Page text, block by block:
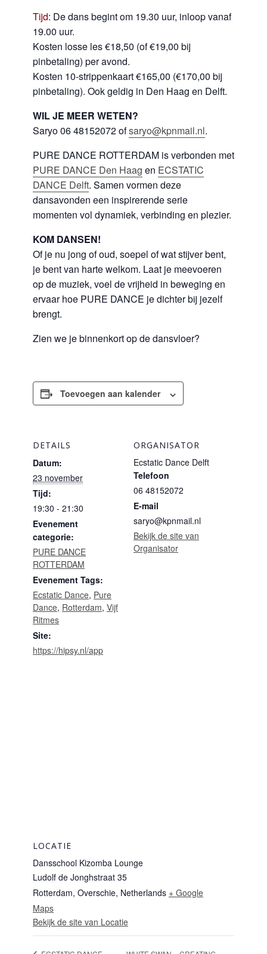
Tijd: De dans begint om 19.30 uur, inloop vanaf
19.00 uur.
Kosten losse les €18,50 (of €19,00 bij
pinbetaling) per avond.
Kosten 10-strippenkaart €165,00 (€170,00 bij
pinbetaling). Ook geldig in Den Haag en Delft.
WIL JE MEER WETEN?
Saryo 06 48152072 ofsaryo@kpnmail.nl.
PURE DANCE ROTTERDAM is verbonden met
PURE DANCE Den Haag en ECSTATIC
DANCE Delft. Samen vormen deze
dansavonden een inspirerende serie
momenten vol dynamiek, verbinding en plezier.
KOM DANSEN!
Of je nu jong of oud, soepel of wat stijver bent,
je bent van harte welkom. Laat je meevoeren
op de muziek, voel de vrijheid in beweging en
ervaar hoe PURE DANCE je dichter bij jezelf
brengt.
Zien we je binnenkort op de dansvloer?
Toevoegen aan kalender
DETAILS
Datum:
23 november
Tijd:
19:30 - 21:30
Evenement
categorie:
PURE DANCE
ROTTERDAM
Evenement Tags:
Ecstatic Dance, Pure
Dance, Rotterdam, Vijf
Ritmes
Site:
https://hipsy.nl/app
ORGANISATOR
Ecstatic Dance Delft
Telefoon
06 48152072
E-mail
saryo@kpnmail.nl
Bekijk de site van
Organisator
LOCATIE
Dansschool Kizomba Lounge
Ludolf de Jonghstraat 35
Rotterdam, Overschie, Netherlands + Google
Maps
Bekijk de site van Locatie